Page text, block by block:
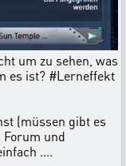
um zu sehen, was
es ist? #Lerneffekt
(müssen gibt es
und
....